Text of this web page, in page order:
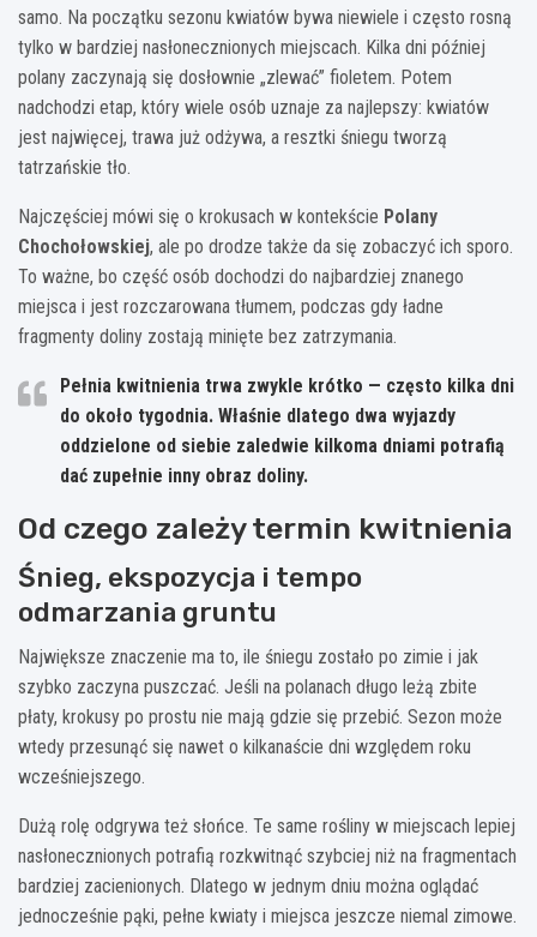
samo. Na początku sezonu kwiatów bywa niewiele i często rosną
tylko w bardziej nasłonecznionych miejscach. Kilka dni później
polany zaczynają się dosłownie „zlewać” fioletem. Potem
nadchodzi etap, który wiele osób uznaje za najlepszy: kwiatów
jest najwięcej, trawa już odżywa, a resztki śniegu tworzą
tatrzańskie tło.
Najczęściej mówi się o krokusach w kontekście Polany
Chochołowskiej, ale po drodze także da się zobaczyć ich sporo.
To ważne, bo część osób dochodzi do najbardziej znanego
miejsca i jest rozczarowana tłumem, podczas gdy ładne
fragmenty doliny zostają minięte bez zatrzymania.
Pełnia kwitnienia trwa zwykle krótko — często kilka dni
do około tygodnia. Właśnie dlatego dwa wyjazdy
oddzielone od siebie zaledwie kilkoma dniami potrafią
dać zupełnie inny obraz doliny.
Od czego zależy termin kwitnienia
Śnieg, ekspozycja i tempo
odmarzania gruntu
Największe znaczenie ma to, ile śniegu zostało po zimie i jak
szybko zaczyna puszczać. Jeśli na polanach długo leżą zbite
płaty, krokusy po prostu nie mają gdzie się przebić. Sezon może
wtedy przesunąć się nawet o kilkanaście dni względem roku
wcześniejszego.
Dużą rolę odgrywa też słońce. Te same rośliny w miejscach lepiej
nasłonecznionych potrafią rozkwitnąć szybciej niż na fragmentach
bardziej zacienionych. Dlatego w jednym dniu można oglądać
jednocześnie pąki, pełne kwiaty i miejsca jeszcze niemal zimowe.